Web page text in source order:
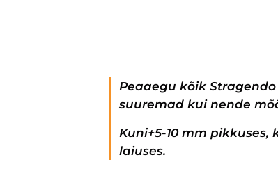
Peaaegu kõik
suuremad kui nende
Kuni+5-10 mm pikkuses,
laiuses.